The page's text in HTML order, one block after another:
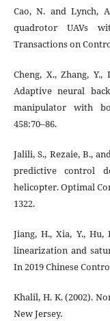
Cao, N. and Lynch,
quadrotor UAVs
Transactions on
Cheng, X., Zhang,
Adaptive neural
manipulator with
458:70–86.
Jalili, S., Rezaie, B.,
predictive control
helicopter. Optimal
1322.
Jiang, H., Xia, Y., Hu,
linearization and
In 2019 Chinese
Khalil, H. K. (2002).
New Jersey.